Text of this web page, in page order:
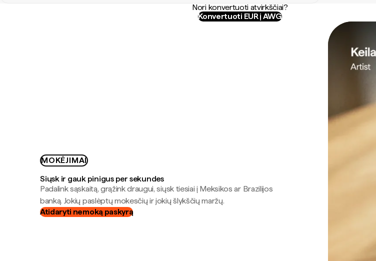
Nori konvertuoti atvirkščiai?
Konvertuoti EUR į AWG
MOKĖJIMAI
Siųsk ir gauk pinigus per sekundes
Padalink sąskaitą, grąžink draugui, siųsk tiesiai į Meksikos ar Brazilijos
banką. Jokių paslėptų mokesčių ir jokių šlykščių maržų.
Atidaryti nemoką paskyrą